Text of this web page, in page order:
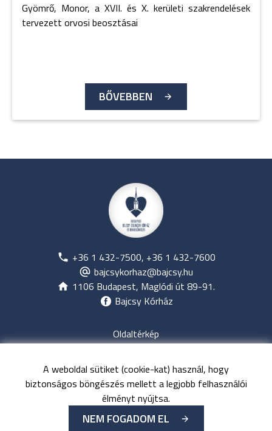
A weboldal sütiket (cookie-kat) használ, hogy
biztonságos böngészés mellett a legjobb felhasználói
élményt nyújtsa.
NEM FOGADOM EL
Gyömrő, Monor, a XVII. és X. kerületi szakrendelések
tervezett orvosi beosztásai
BŐVEBBEN
+36 1 432-7500, +36 1 432-7600
bajcsykorhaz@bajcsy.hu
1106 Budapest, Maglódi út 89-91.
Bajcsy Kórház
Oldaltérkép
Adatvédelem
Közérdekű adatok
Kapcsolat